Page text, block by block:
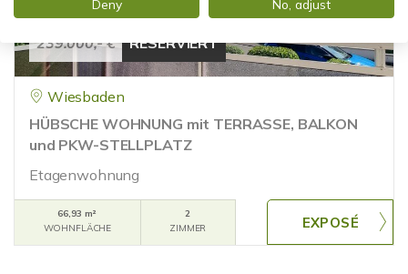
239.000,- € RESERVIERT
Wiesbaden
HÜBSCHE WOHNUNG mit TERRASSE, BALKON
und PKW-STELLPLATZ
Etagenwohnung
66,93 m²
WOHNFLÄCHE
2
ZIMMER
Deny No, adjust